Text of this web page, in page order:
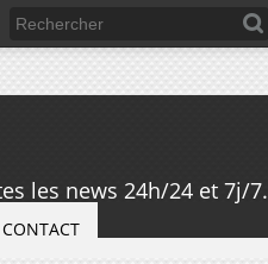
les news 24h/24 et 7j/7.
CONTACT